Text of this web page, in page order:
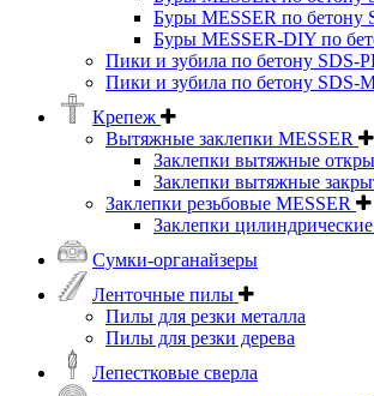
Буры MESSER по бетону
Буры MESSER-DIY по
Пики и зубила по бетону SDS-
Пики и зубила по бетону SDS-
Крепеж
Вытяжные заклепки MESSER
Заклепки вытяжные
Заклепки вытяжные
Заклепки резьбовые MESSER
Заклепки цилиндрические
Сумки-органайзеры
Ленточные пилы
Пилы для резки металла
Пилы для резки дерева
Лепестковые сверла